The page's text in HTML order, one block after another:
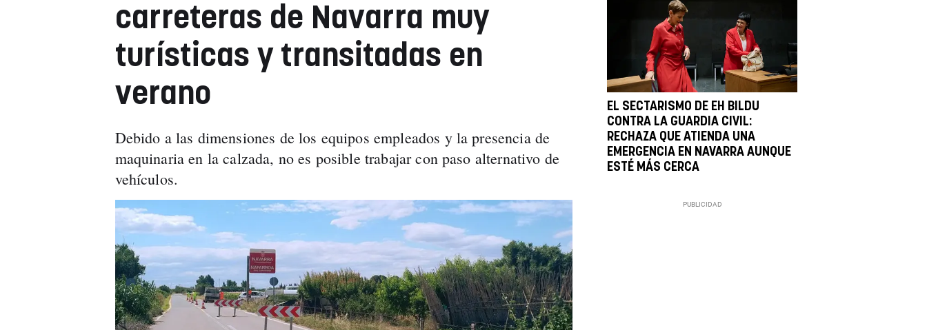
carreteras de Navarra muy
turísticas y transitadas en
verano
Debido a las dimensiones de los equipos empleados y la presencia de
maquinaria en la calzada, no es posible trabajar con paso alternativo de
vehículos.
EL SECTARISMO DE EH BILDU
CONTRA LA GUARDIA CIVIL:
RECHAZA QUE ATIENDA UNA
EMERGENCIA EN NAVARRA AUNQUE
ESTÉ MÁS CERCA